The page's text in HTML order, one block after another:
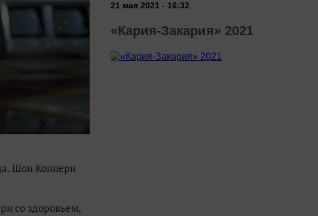
Шон Коннери
со здоровьем,
21 мая 2021 - 16:32
«Кария-Закария» 2021